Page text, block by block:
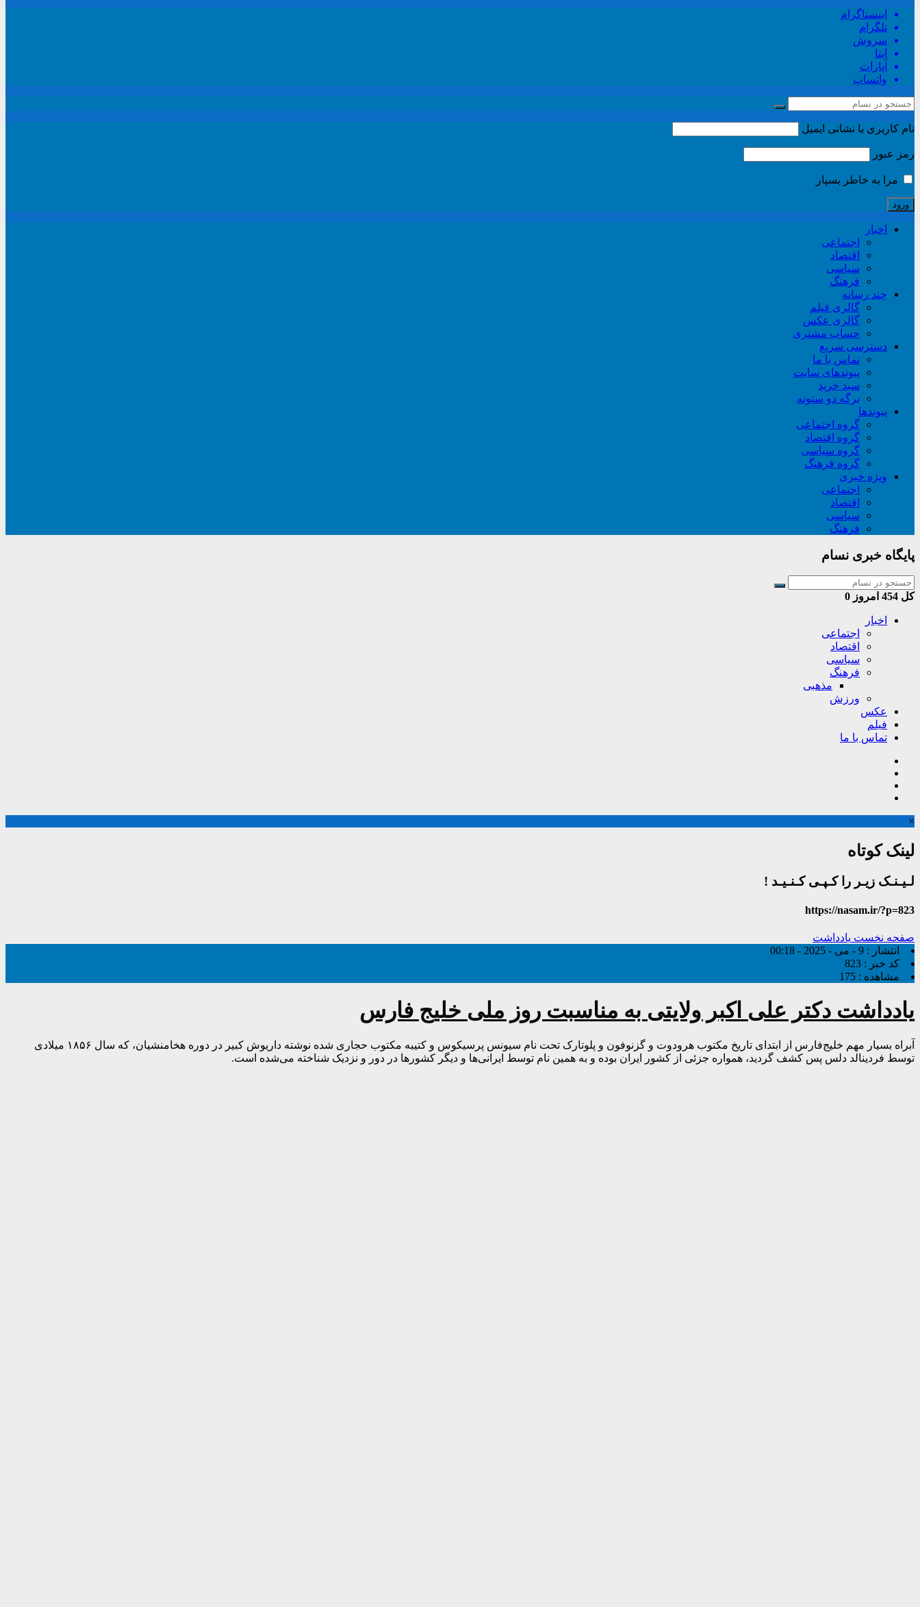
اینستاگرام
تلگرام
سروش
ایتا
آپارات
واتساپ
نام کاربری یا نشانی ایمیل
رمز عبور
مرا به خاطر بسپار
اخبار
اجتماعی
اقتصاد
سیاسی
فرهنگ
چند رسانه
گالری فیلم
گالری عکس
حساب مشتری
دسترسی سریع
تماس با ما
پیوندهای سایت
سبد خريد
برگه دو ستونه
پیوندها
گروه اجتماعی
گروه اقتصاد
گروه سیاسی
گروه فرهنگ
ویژه خبری
اجتماعی
اقتصاد
سیاسی
فرهنگ
پایگاه خبری نسام
کل امروز 0
اخبار
اجتماعی
اقتصاد
سیاسی
فرهنگ
مذهبی
ورزش
عکس
فیلم
تماس با ما
×
لینک کوتاه
لـیـنـک زیـر را کـپـی کـنـیـد !
https://nasam.ir/?p=823
صفحه نخست یادداشت
انتشار : 9 - می - 2025 - 00:18
کد خبر : 823
مشاهده : 175
یادداشت دکتر علی اکبر ولایتی به مناسبت روز ملی خلیج‌ فارس
آبراه بسیار مهم خلیج‌فارس از ابتدای تاریخ مکتوب هرودوت و گزنوفون و پلوتارک تحت نام سیونس پرسیکوس و کتیبه مکتوب حجاری شده نوشته داریوش کبیر در دوره هخامنشیان، که سال ۱۸۵۶ میلادی
توسط فردینالد دلس پس کشف گردید، همواره جزئی از کشور ایران بوده و به همین نام توسط ایرانی‌ها و دیگر کشور‌ها در دور و نزدیک شناخته می‌شده است.